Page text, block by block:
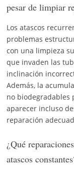
pesar de limpiar
Los atascos
problemas
con una limpieza
que invaden las
inclinación
Además, la
no biodegradables
aparecer incluso
reparación
¿Qué
atascos